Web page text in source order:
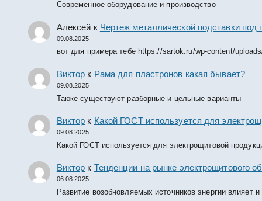
Современное оборудование и производство
Алексей к Чертеж металлической подставки
09.08.2025
вот для примера тебе https://sartok.ru/wp-content/
Виктор к Рама для пластронов какая бывает?
09.08.2025
Также существуют разборные и цельные варианты
Виктор к Какой ГОСТ используется для
09.08.2025
Какой ГОСТ используется для электрощитовой
Виктор к Тенденции на рынке электрощитового
06.08.2025
Развитие возобновляемых источников энергии влияет